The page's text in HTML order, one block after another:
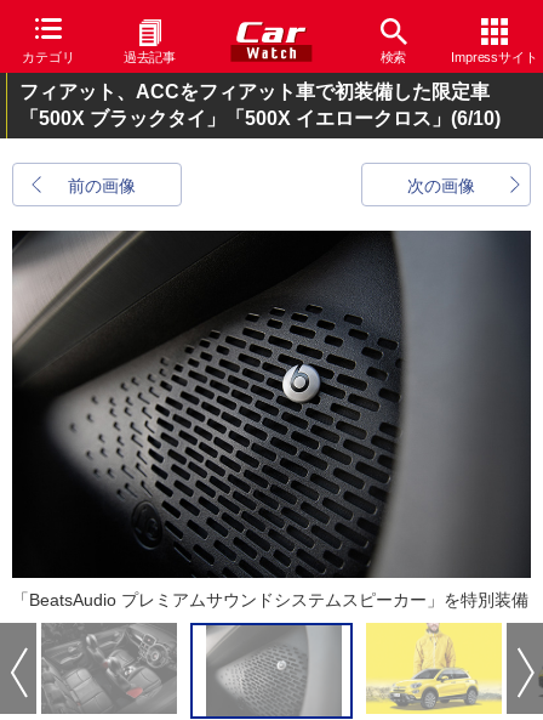
カテゴリ 過去記事 検索 Impressサイト
フィアット、ACCをフィアット車で初装備した限定車
「500X ブラックタイ」「500X イエロークロス」 (6/10)
前の画像 次の画像
「BeatsAudio プレミアムサウンドシステムスピーカー」を特別装備